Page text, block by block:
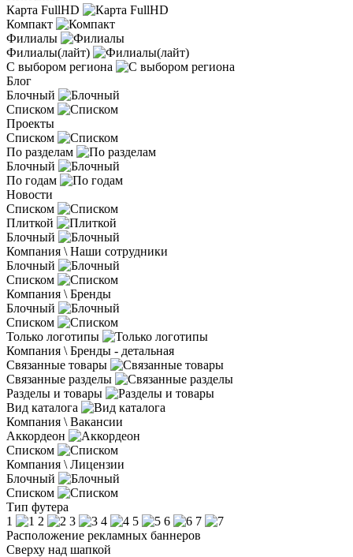
Карта FullHD
Компакт
Филиалы
Филиалы(лайт)
С выбором региона
Блог
Блочный
Списком
Проекты
Списком
По разделам
Блочный
По годам
Новости
Списком
Плиткой
Блочный
Компания \ Наши сотрудники
Блочный
Списком
Компания \ Бренды
Блочный
Списком
Только логотипы
Компания \ Бренды - детальная
Связанные товары
Связанные разделы
Разделы и товары
Вид каталога
Компания \ Вакансии
Аккордеон
Списком
Компания \ Лицензии
Блочный
Списком
Тип футера
1
2 3 4 5 6
7
Расположение рекламных баннеров
Сверху над шапкой